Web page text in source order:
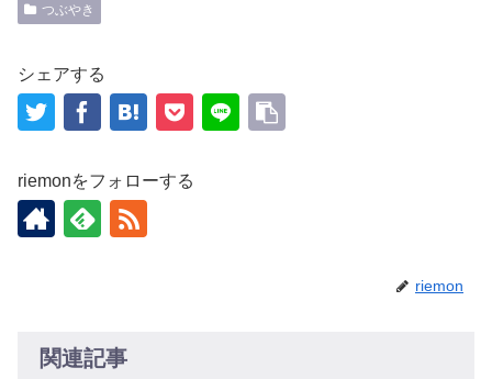
つぶやき
シェアする
riemonをフォローする
riemon
関連記事